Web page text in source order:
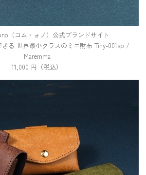
（コム・ォノ）公式ブランドサイト
きる 世界最小クラスのミニ財布 Tiny-001sp /
Maremma
11,000 円（税込）